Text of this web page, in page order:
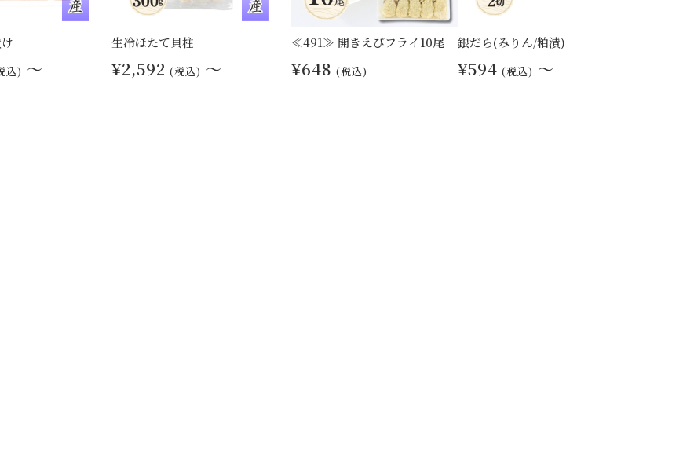
込) ～
生冷ほたて貝柱
¥2,592 (税込) ～
≪491≫ 開きえびフライ10尾
¥648 (税込)
銀だら(みりん/粕漬)
¥594 (税込) ～